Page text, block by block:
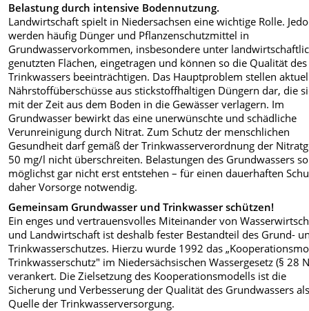
Belastung durch intensive Bodennutzung.
Landwirtschaft spielt in Niedersachsen eine wichtige Rolle.
werden häufig Dünger und Pflanzenschutzmittel in
Grundwasservorkommen, insbesondere unter
genutzten Flächen, eingetragen und können so die Qualität des
Trinkwassers beeinträchtigen. Das Hauptproblem stellen
Nährstoffüberschüsse aus stickstoffhaltigen Düngern dar, die
mit der Zeit aus dem Boden in die Gewässer verlagern. Im
Grundwasser bewirkt das eine unerwünschte und schädliche
Verunreinigung durch Nitrat. Zum Schutz der menschlichen
Gesundheit darf gemäß der Trinkwasserverordnung der
50 mg/l nicht überschreiten. Belastungen des Grundwassers
möglichst gar nicht erst entstehen – für einen dauerhaften
daher Vorsorge notwendig.
Gemeinsam Grundwasser und Trinkwasser schützen!
Ein enges und vertrauensvolles Miteinander von
und Landwirtschaft ist deshalb fester Bestandteil des Grund-
Trinkwasserschutzes. Hierzu wurde 1992 das
Trinkwasserschutz" im Niedersächsischen Wassergesetz (§ 28
verankert. Die Zielsetzung des Kooperationsmodells ist die
Sicherung und Verbesserung der Qualität des Grundwassers
Quelle der Trinkwasserversorgung.